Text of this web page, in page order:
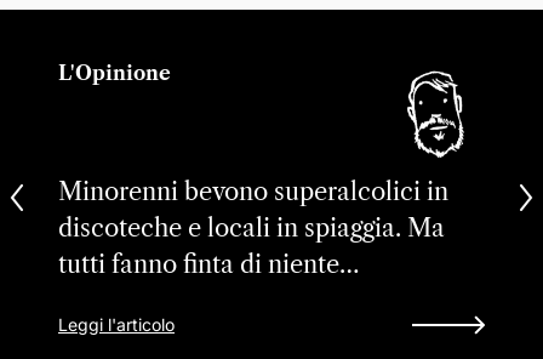
L'Opinione
Minorenni bevono superalcolici in
discoteche e locali in spiaggia. Ma
tutti fanno finta di niente…
Leggi l'articolo